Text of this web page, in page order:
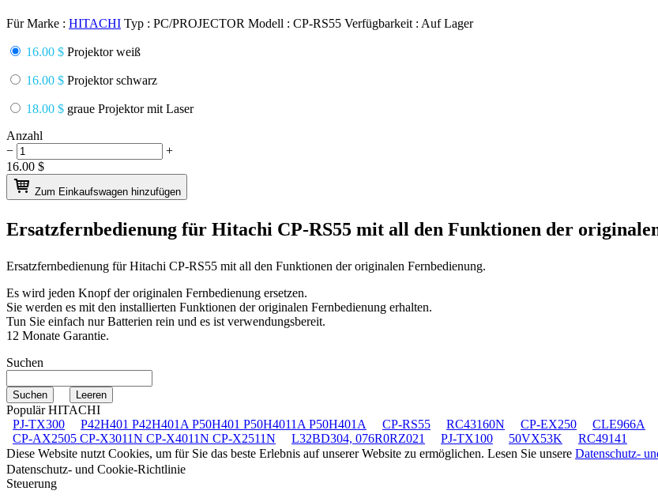
Für Marke : HITACHI Typ : PC/PROJECTOR Modell : CP-RS55 Verfügbarkeit : Auf Lager
16.00 $ Projektor weiß
16.00 $ Projektor schwarz
18.00 $ graue Projektor mit Laser
Anzahl
−
+
16.00 $
Zum Einkaufswagen hinzufügen
Ersatzfernbedienung für Hitachi CP-RS55 mit all den Funktionen der
Ersatzfernbedienung fürHitachi CP-RS55 mit all den Funktionen der originalen Fernbedienung.
Es wird jeden Knopf der originalen Fernbedienung ersetzen.
Sie werden es mit den installierten Funktionen der originalen Fernbedienung erhalten.
Tun Sie einfach nur Batterien rein und es ist verwendungsbereit.
12 Monate Garantie.
Suchen
Populär HITACHI
PJ-TX300
P42H401 P42H401A P50H401 P50H4011A P50H401A CP-RS55 RC43160N CP-EX250 CLE966A
CP-AX2505 CP-X3011N CP-X4011N CP-X2511N
L32BD304, 076R0RZ021 PJ-TX100 50VX53K
RC49141
Diese Website nutzt Cookies, um für Sie das beste Erlebnis auf unserer Website zu ermöglichen. Lesen Sie unsere Datenschutz-
Datenschutz- und Cookie-Richtlinie
Steuerung